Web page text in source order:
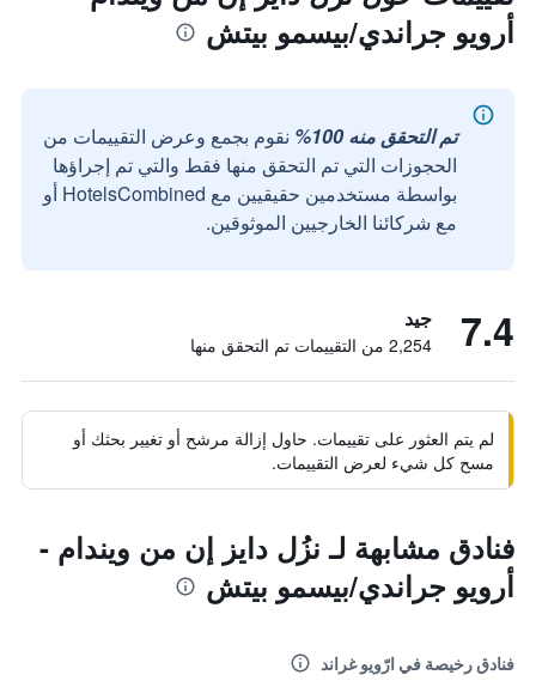
أرويو جراندي/بيسمو بيتش
تم التحقق منه 100%
نقوم بجمع وعرض التقييمات من
الحجوزات التي تم التحقق منها فقط والتي تم إجراؤها
بواسطة مستخدمين حقيقيين مع HotelsCombined أو
مع شركائنا الخارجيين الموثوقين.
7.4 جيد
2,254 من التقييمات تم التحقق منها
لم يتم العثور على تقييمات. حاول إزالة مرشح أو تغيير بحثك أو
مسح كل شيء لعرض التقييمات.
فنادق مشابهة لـ نزُل دايز إن من ويندام -
أرويو جراندي/بيسمو بيتش
فنادق رخيصة في ارّويو غراند